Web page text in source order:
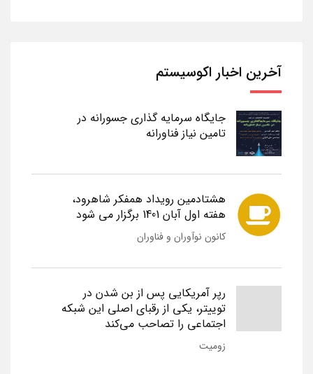
آخرین اخبار اکوسیستم
جایگاه سرمایه گذاری جسورانه در
تامین نیاز فناورانه
هشتادمین رویداد همفکر شاهرود،
هفته اول آبان 1401 برگزار می شود
کانون نوآوران و فناوران
رپر آمریکایی پس از بن شدن در
توییتر، یکی از رقبای اصلی این شبکه
اجتماعی را تصاحب می‌کند
زومیت